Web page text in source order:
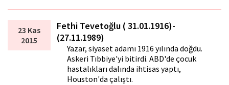
23 Kas
2015
Fethi Tevetoğlu ( 31.01.1916)-
(27.11.1989)
Yazar, siyaset adamı 1916 yılında doğdu.
Askeri Tıbbiye'yi bitirdi. ABD'de çocuk
hastalıkları dalında ihtisas yaptı,
Houston'da çalıştı.